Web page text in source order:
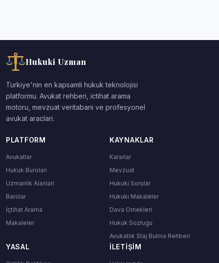
Hukuki Uzman
Turkiye'nin en kapsamli hukuk teknolojisi
platformu. Avukat rehberi, ictihat arama
motoru, mevzuat veritabani ve profesyonel
avukat araclari.
PLATFORM
Avukatlar
Hukuk Burolari
Uzmanlik Alanlari
Barolar
İçtihat Arama
Makaleler
KAYNAKLAR
Kararlar
Mevzuat
Hukuki Sorular
Hukuki Makaleler
Dava Ornekleri
Hukuk Sozlugu
Avukatlık Staj Bulma Rehberi
YASAL İLETIŞIM